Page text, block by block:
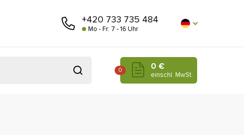
+420 733 735 484
Mo - Fr: 7 - 16 Uhr
0 €
einschl. MwSt.
0